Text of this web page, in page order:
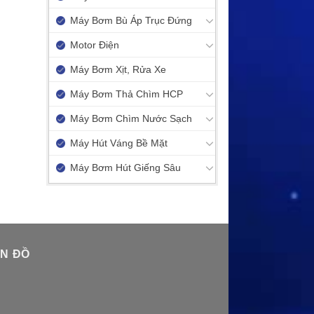
Máy Bơm Bù Áp Trục Đứng
Motor Điện
Máy Bơm Xịt, Rửa Xe
Máy Bơm Thả Chìm HCP
Máy Bơm Chìm Nước Sạch
Máy Hút Váng Bề Mặt
Máy Bơm Hút Giếng Sâu
ĐỒ